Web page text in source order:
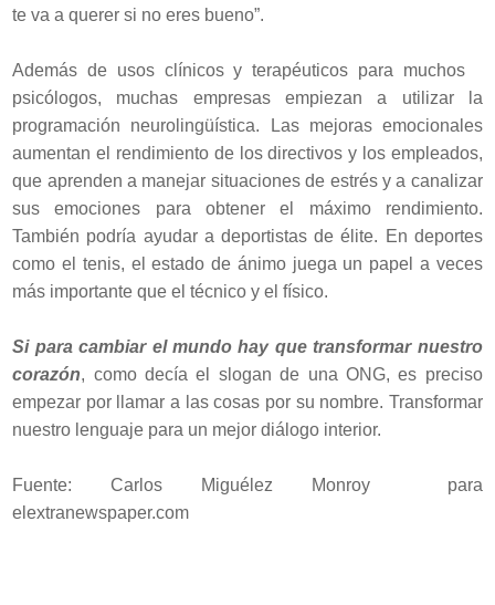
te va a querer si no eres bueno”.
Además de usos clínicos y terapéuticos para muchos
psicólogos, muchas empresas empiezan a utilizar la
programación neurolingüística. Las mejoras emocionales
aumentan el rendimiento de los directivos y los empleados,
que aprenden a manejar situaciones de estrés y a canalizar
sus emociones para obtener el máximo rendimiento.
También podría ayudar a deportistas de élite. En deportes
como el tenis, el estado de ánimo juega un papel a veces
más importante que el técnico y el físico.
Si para cambiar el mundo hay que transformar nuestro
corazón, como decía el slogan de una ONG, es preciso
empezar por llamar a las cosas por su nombre. Transformar
nuestro lenguaje para un mejor diálogo interior.
Fuente: Carlos Miguélez Monroy para
elextranewspaper.com